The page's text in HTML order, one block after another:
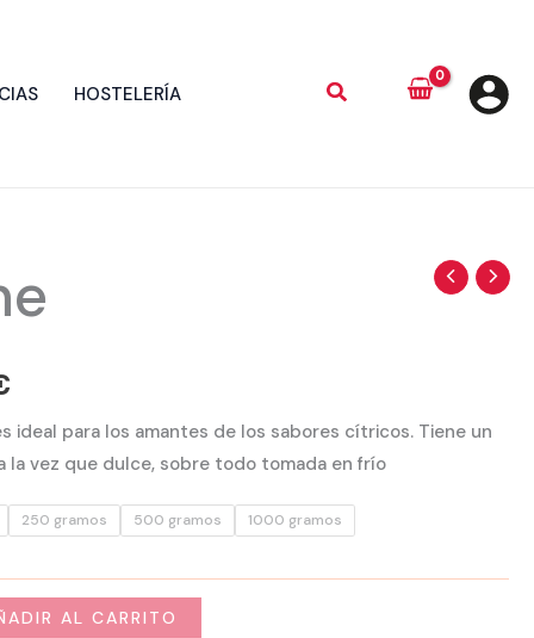
HOSTELERÍA
Rango
precios:
desde
2,20 €
hasta
44,00 €
ideal para los amantes de los sabores cítricos. Tiene un
la vez que dulce, sobre todo tomada en frío
250 gramos 500 gramos 1000 gramos
AL CARRITO